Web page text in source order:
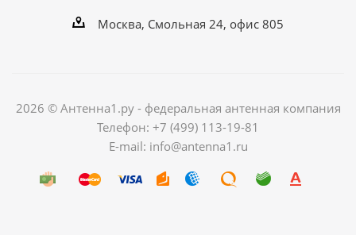
Москва, Смольная 24, офис 805
2026 © Антенна1.ру - федеральная антенная компания
Телефон: +7 (499) 113-19-81
E-mail: info@antenna1.ru